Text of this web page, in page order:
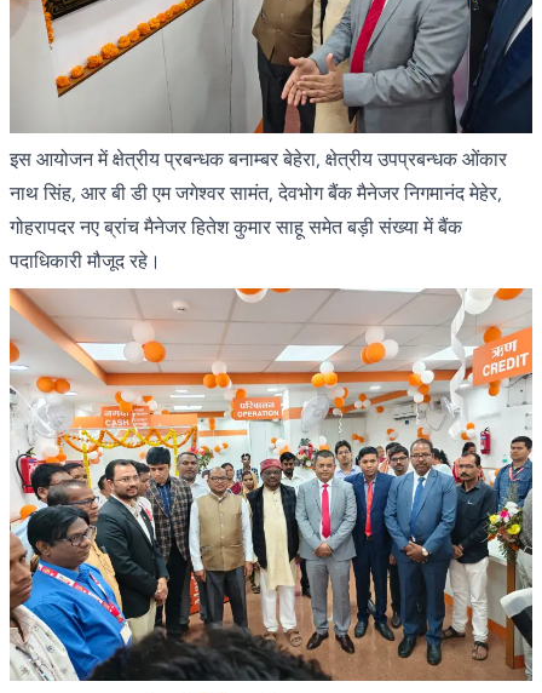
इस आयोजन में क्षेत्रीय प्रबन्धक बनाम्बर बेहेरा, क्षेत्रीय उपप्रबन्धक ओंकार
नाथ सिंह, आर बी डी एम जगेश्वर सामंत, देवभोग बैंक मैनेजर निगमानंद मेहेर,
गोहरापदर नए ब्रांच मैनेजर हितेश कुमार साहू समेत बड़ी संख्या में बैंक
पदाधिकारी मौजूद रहे।